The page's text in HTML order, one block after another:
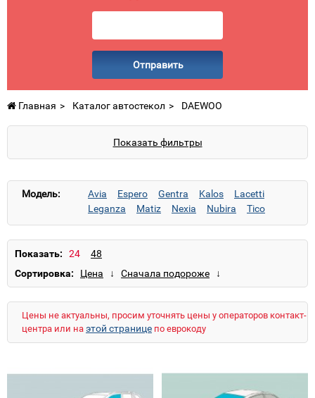
Отправить
Главная Каталог автостекол DAEWOO
Показать фильтры
Модель: Avia Espero Gentra Kalos
Lacetti
Leganza
Matiz Nexia Nubira Tico
Показать:
Сортировка:
Цены не актуальны, просим уточнять цены у операторов контакт-
центра или на этой странице по еврокоду